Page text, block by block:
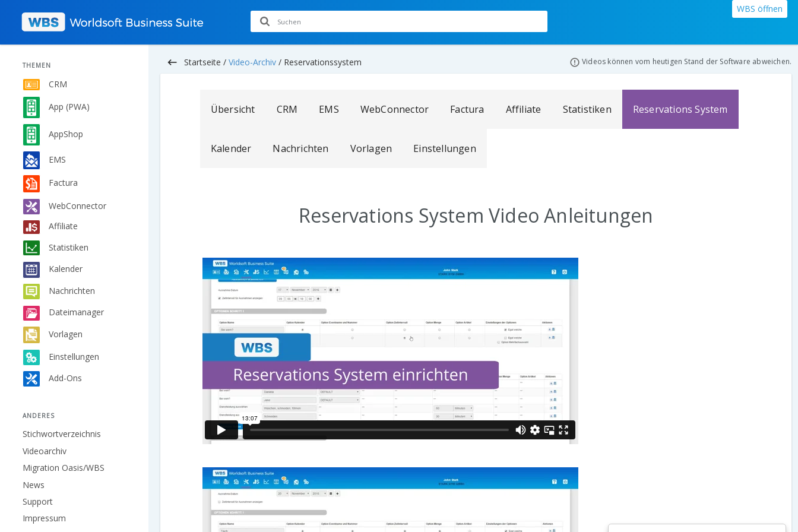
WBS öffnen
THEMEN
CRM
App (PWA)
AppShop
EMS
Factura
WebConnector
Affiliate
Statistiken
Kalender
Nachrichten
Dateimanager
Vorlagen
Einstellungen
Add-Ons
ANDERES
Stichwortverzeichnis
Videoarchiv
Migration Oasis/WBS
News
Support
Impressum
keyboard_backspace Startseite / Video-Archiv / Reservationssystem Videos können vom heutigen Stand der Software abweichen.
Übersicht CRM EMS WebConnector Factura Affiliate Statistiken Reservations System
Kalender Nachrichten Vorlagen Einstellungen
Reservations System Video Anleitungen